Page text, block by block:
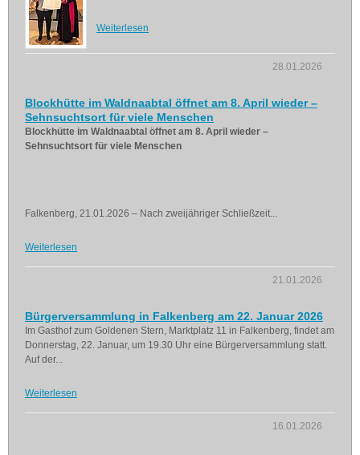
Weiterlesen
28.01.2026
Blockhütte im Waldnaabtal öffnet am 8. April wieder –
Sehnsuchtsort für viele Menschen
Blockhütte im Waldnaabtal öffnet am 8. April wieder –
Sehnsuchtsort für viele Menschen
Falkenberg, 21.01.2026 – Nach zweijähriger Schließzeit...
Weiterlesen
21.01.2026
Bürgerversammlung in Falkenberg am 22. Januar 2026
Im Gasthof zum Goldenen Stern, Marktplatz 11 in Falkenberg, findet am
Donnerstag, 22. Januar, um 19.30 Uhr eine Bürgerversammlung statt.
Auf der...
Weiterlesen
16.01.2026